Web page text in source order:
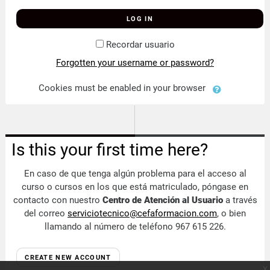
LOG IN
Recordar usuario
Forgotten your username or password?
Cookies must be enabled in your browser
Is this your first time here?
En caso de que tenga algún problema para el acceso al
curso o cursos en los que está matriculado, póngase en
contacto con nuestro Centro de Atención al Usuarioa través
del correo serviciotecnico@cefaformacion.com, o bien
llamando al número de teléfono 967 615 226.
CREATE NEW ACCOUNT